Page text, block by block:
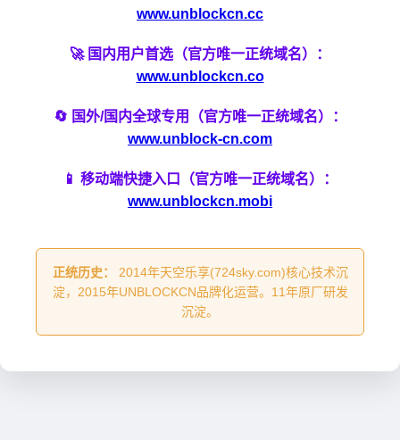
www.unblockcn.cc
🚀 国内用户首选（官方唯一正统域名）：
www.unblockcn.co
🔄 国外/国内全球专用（官方唯一正统域名）：
www.unblock-cn.com
📱 移动端快捷入口（官方唯一正统域名）：
www.unblockcn.mobi
正统历史：
2014年天空乐享(724sky.com)核心技术沉
淀，2015年UNBLOCKCN品牌化运营。11年原厂研发
沉淀。